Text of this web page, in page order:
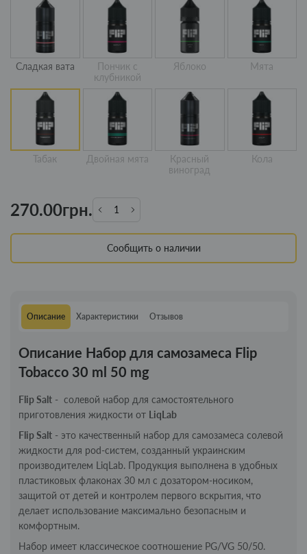
Сладкая вата
Пончик с
клубникой
Яблоко Мята
Табак Двойная мята
Красный
виноград
Кола
270.00грн.
Сообщить о наличии
Описание Характеристики Отзывов
Описание Набор для самозамеса Flip
Tobacco 30 ml 50 mg
Flip Salt - солевой набор для самостоятельного
приготовления жидкости от LiqLab
Flip Salt - это качественный набор для самозамеса солевой
жидкости для pod-систем, созданный украинским
производителем LiqLab. Продукция выполнена в удобных
пластиковых флаконах 30 мл с дозатором-носиком,
защитой от детей и контролем первого вскрытия, что
делает использование максимально безопасным и
комфортным.
Набор имеет классическое соотношение PG/VG 50/50.